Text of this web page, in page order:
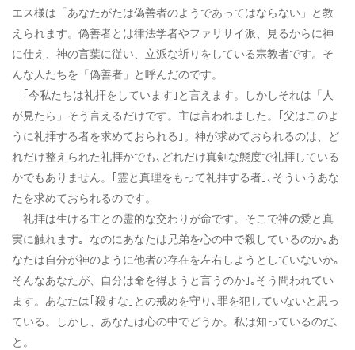
エス様は「あなたがたは偽善者のようであってはならない」と教
えられます。偽善者とは律法学者やファリサイ派、見るからに神
に仕え、神の言葉に従い、立派な祈りをしている宗教者です。そ
んな人たちを「偽善者」と呼んだのです。
｢今私たちは礼拝をしています｣と言えます。しかしそれは「人
が見たら」そう言えるだけです。主は言われました。｢父はこのよ
うに礼拝する者を求めておられる｣。神が求めておられるのは、ど
れだけ整えられた礼拝かでも､どれだけ真剣な態度で礼拝している
かでもありません。｢霊と真理をもって礼拝する者｣､そういうあな
たを求めておられるのです。
礼拝は生ける主との霊的な交わりが命です。そこで神の愛と真
実に触れます｡｢なのにあなたは兄弟を心の中で殺しているのか｡あ
なたは自分が神のように他者の存在を左右しようとしていないか｡
そんなあなたが、自分は命を得ようと言うのか｣｡そう問われてい
ます。あなたは｢殺すな｣との戒めを守り､罪を犯していないと思っ
ている。しかし、あなたは心の中でどうか。私は知っているのだ､
と。